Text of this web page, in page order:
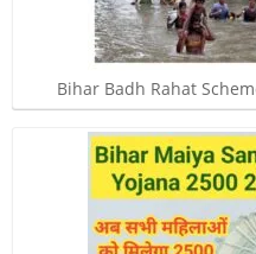
Bihar Badh Rahat